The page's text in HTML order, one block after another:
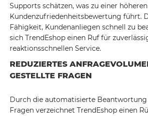
Supports schätzen, was zu einer
Kundenzufriedenheitsbewertung führt.
Fähigkeit, Kundenanliegen schnell zu
sich TrendEshop einen Ruf für
reaktionsschnellen Service.
REDUZIERTES
GESTELLTE FRAGEN
Durch die automatisierte
Fragen verzeichnet TrendEshop einen